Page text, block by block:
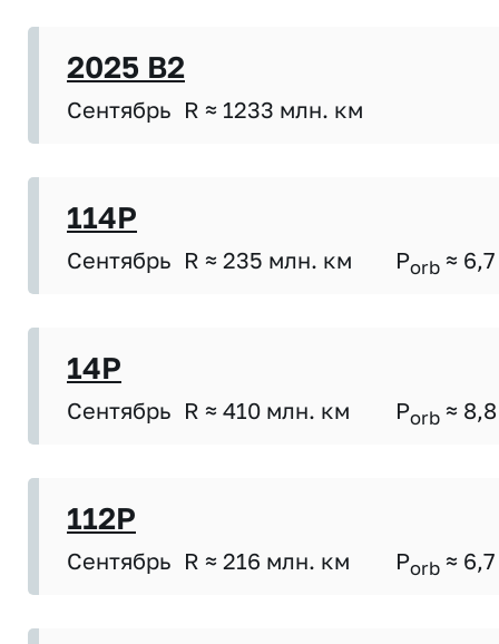
2025 B2
Сентябрь R ≈ 1233 млн. км
114P
Сентябрь R ≈ 235 млн. км Porb ≈ 6,7
14P
Сентябрь R ≈ 410 млн. км Porb ≈ 8,8
112P
Сентябрь R ≈ 216 млн. км Porb ≈ 6,7